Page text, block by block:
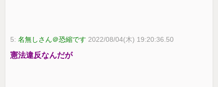
5:名無しさん＠恐縮です 2022/08/04(木) 19:20:36.50
憲法違反なんだが